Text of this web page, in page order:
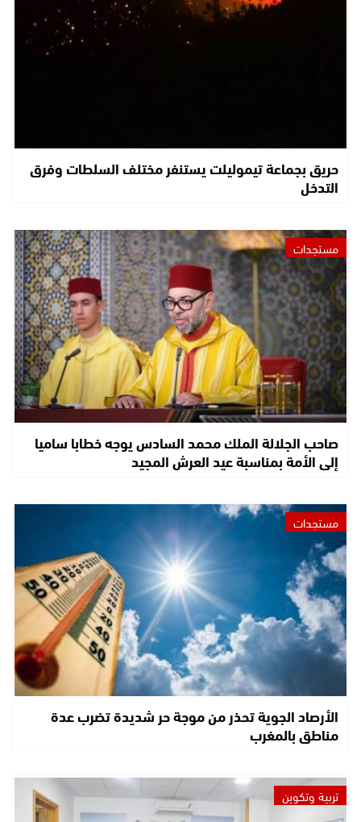
حريق بجماعة تيموليلت يستنفر مختلف السلطات وفرق
التدخل
مستجدات
صاحب الجلالة الملك محمد السادس يوجه خطابا ساميا
إلى الأمة بمناسبة عيد العرش المجيد
مستجدات
الأرصاد الجوية تحذر من موجة حر شديدة تضرب عدة
مناطق بالمغرب
تربية وتكوين